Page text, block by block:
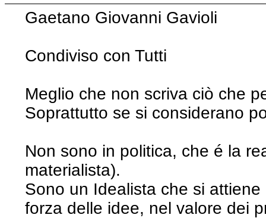
Gaetano Giovanni Gavioli
Condiviso con Tutti
Meglio che non scriva ciò che
Soprattutto se si considerano
Non sono in politica, che é la
materialista).
Sono un Idealista che si
forza delle idee, nel valore dei